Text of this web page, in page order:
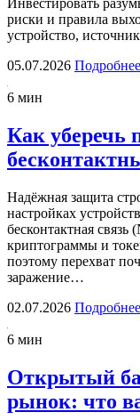
риски и правила
устройство,
05.07.2026 Подробнее
6 мин
Как уберечь
Надёжная защита
настройках
бесконтактная
криптограммы и
поэтому перехват
заражение…
02.07.2026 Подробнее
6 мин
Открытый
рынок: что